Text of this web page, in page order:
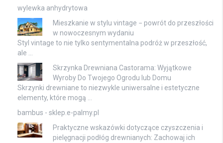
wylewka anhydrytowa
Mieszkanie w stylu vintage − powrót do przeszłości
w nowoczesnym wydaniu
Styl vintage to nie tylko sentymentalna podróż w przeszłość,
ale …
Skrzynka Drewniana Castorama: Wyjątkowe
Wyroby Do Twojego Ogrodu lub Domu
Skrzynki drewniane to niezwykle uniwersalne i estetyczne
elementy, które mogą …
bambus - sklep.e-palmy.pl
Praktyczne wskazówki dotyczące czyszczenia i
pielęgnacji podłóg drewnianych: Zachowaj ich